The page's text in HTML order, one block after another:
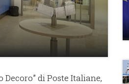
di Poste Italiane,